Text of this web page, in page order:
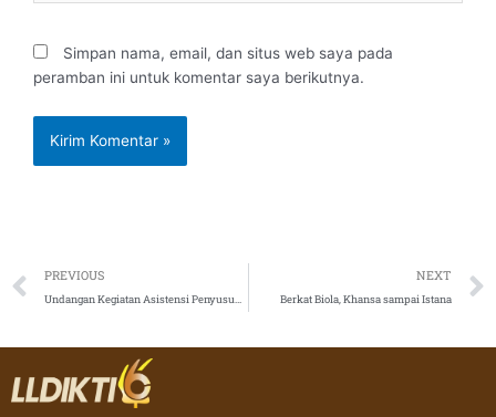
Simpan nama, email, dan situs web saya pada
peramban ini untuk komentar saya berikutnya.
Prev
PREVIOUS
Undangan Kegiatan Asistensi Penyusunan dan Evaluasi Dokumen Legalitas Perguruan Tinggi
NEXT
Berkat Biola, Khansa sampai Istana